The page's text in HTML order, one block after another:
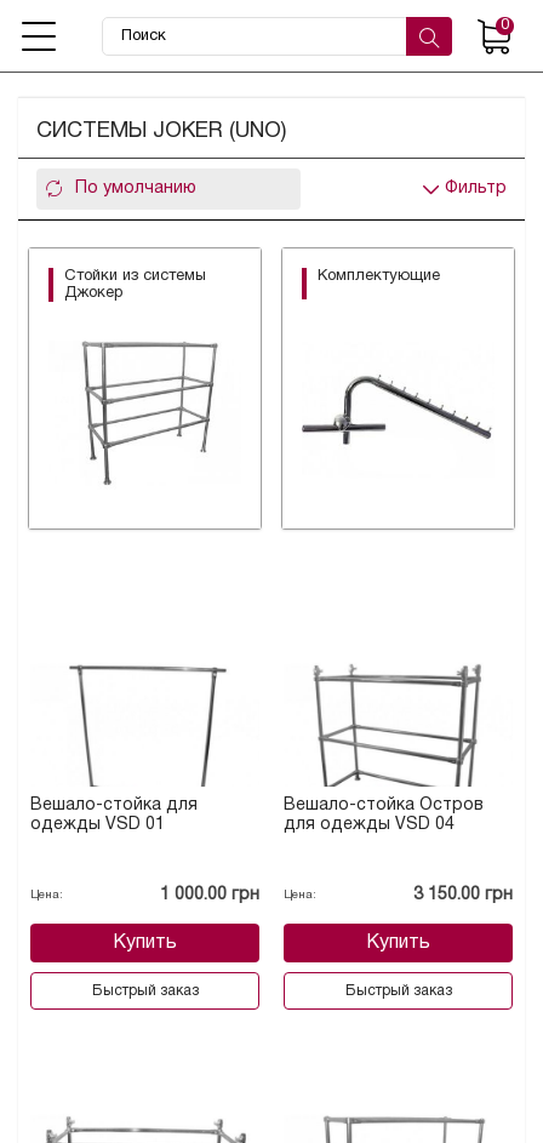
0
СИСТЕМЫ JOKER (UNO)
Фильтр
Стойки из системы
Джокер
Комплектующие
Вешало-стойка для
одежды VSD 01
Цена: 1 000.00 грн
Купить
Быстрый заказ
Вешало-стойка Остров
для одежды VSD 04
Цена: 3 150.00 грн
Купить
Быстрый заказ